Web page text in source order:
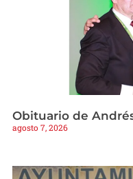
Obituario de
agosto 7, 2026